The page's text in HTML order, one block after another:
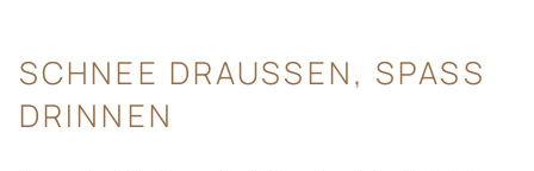
SCHNEE DRAUSSEN, SPASS DR
INNEN